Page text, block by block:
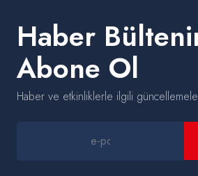
Haber
Abone Ol
Haber ve etkinliklerle ilgili